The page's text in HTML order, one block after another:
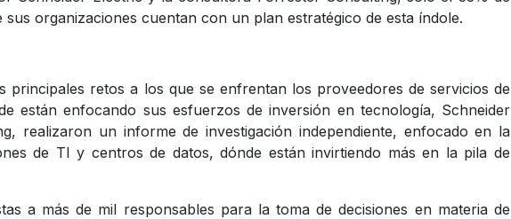
organizaciones cuentan con un plan estratégico de esta índole.
principales retos a los que se enfrentan los proveedores de servicios de
están enfocando sus esfuerzos de inversión en tecnología, Schneider
realizaron un informe de investigación independiente, enfocado en la
de TI y centros de datos, dónde están invirtiendo más en la pila de
a más de mil responsables para la toma de decisiones en materia de